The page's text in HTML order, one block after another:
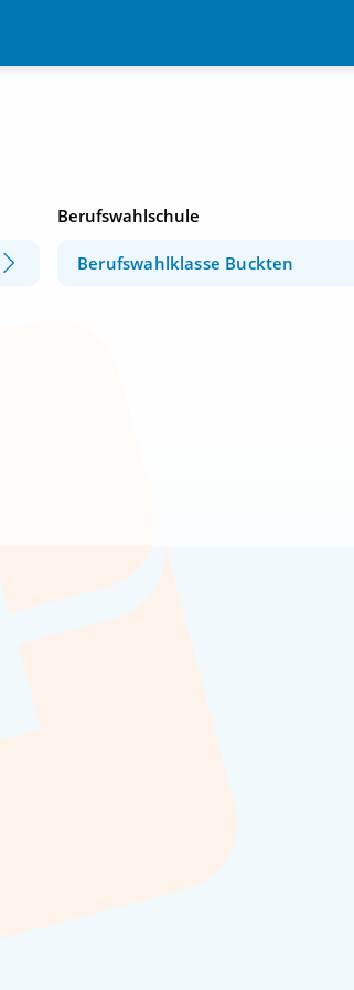
Berufswahlschule
Berufswahlklasse Buckten